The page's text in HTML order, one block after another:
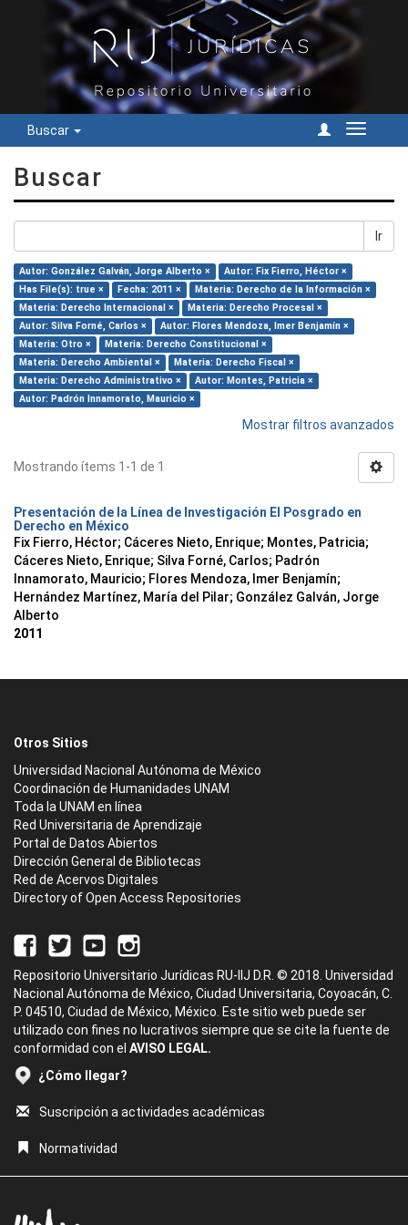
Buscar
Cambiar
Buscar
Ir
Autor: González Galván, Jorge Alberto ×
Autor: Fix Fierro, Héctor ×
Has File(s): true ×
Fecha: 2011 ×
Materia: Derecho de la Información ×
Materia: Derecho Internacional ×
Materia: Derecho Procesal ×
Autor: Silva Forné, Carlos ×
Autor: Flores Mendoza, Imer Benjamín ×
Materia: Otro ×
Materia: Derecho Constitucional ×
Materia: Derecho Ambiental ×
Materia: Derecho Fiscal ×
Materia: Derecho Administrativo ×
Autor: Montes, Patricia ×
Autor: Padrón Innamorato, Mauricio ×
Mostrar filtros avanzados
Mostrando ítems 1-1 de 1
Presentación de la Línea de Investigación El Posgrado en
Derecho en México
Fix Fierro, Héctor; Cáceres Nieto, Enrique; Montes, Patricia;
Cáceres Nieto, Enrique; Silva Forné, Carlos; Padrón
Innamorato, Mauricio; Flores Mendoza, Imer Benjamín;
Hernández Martínez, María del Pilar; González Galván, Jorge
Alberto
2011
Otros Sitios
Universidad Nacional Autónoma de México
Coordinación de Humanidades UNAM
Toda la UNAM en línea
Red Universitaria de Aprendizaje
Portal de Datos Abiertos
Dirección General de Bibliotecas
Red de Acervos Digitales
Directory of Open Access Repositories
Repositorio Universitario Jurídicas RU-IIJ D.R. © 2018. Universidad
Nacional Autónoma de México, Ciudad Universitaria, Coyoacán, C.
P. 04510, Ciudad de México, México. Este sitio web puede ser
utilizado con fines no lucrativos siempre que se cite la fuente de
conformidad con el AVISO LEGAL.
¿Cómo llegar?
Suscripción a actividades académicas
Normatividad